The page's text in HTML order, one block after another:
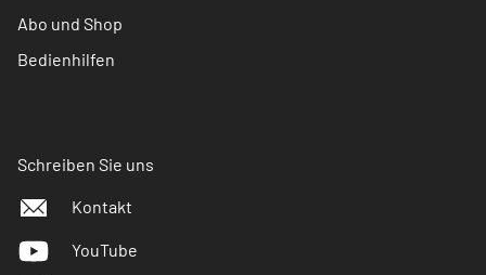
Abo und Shop
Bedienhilfen
Schreiben Sie uns
Kontakt
YouTube